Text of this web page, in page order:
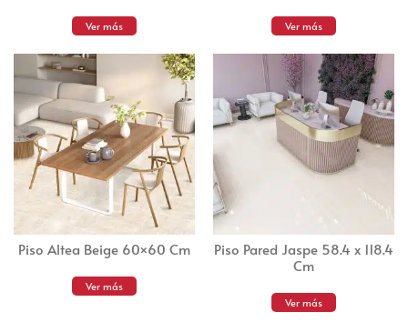
Ver más Ver más
Piso Altea Beige 60×60 Cm
Ver más
Piso Pared Jaspe 58.4 x 118.4
Cm
Ver más